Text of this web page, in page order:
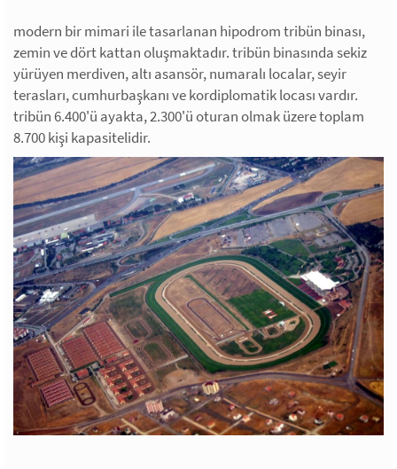
modern bir mimari ile tasarlanan hipodrom tribün binası,
zemin ve dört kattan oluşmaktadır. tribün binasında sekiz
yürüyen merdiven, altı asansör, numaralı localar, seyir
terasları, cumhurbaşkanı ve kordiplomatik locası vardır.
tribün 6.400'ü ayakta, 2.300'ü oturan olmak üzere toplam
8.700 kişi kapasitelidir.